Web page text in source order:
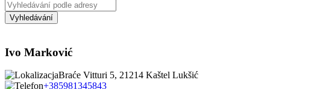
Ivo Marković
Braće Vitturi 5, 21214 Kaštel Lukšić
+385981345843